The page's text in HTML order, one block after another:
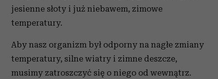
jesienne słoty i już niebawem, zimowe
temperatury.
Aby nasz organizm był odporny na nagłe zmiany
temperatury, silne wiatry i zimne deszcze,
musimy zatroszczyć się o niego od wewnątrz.